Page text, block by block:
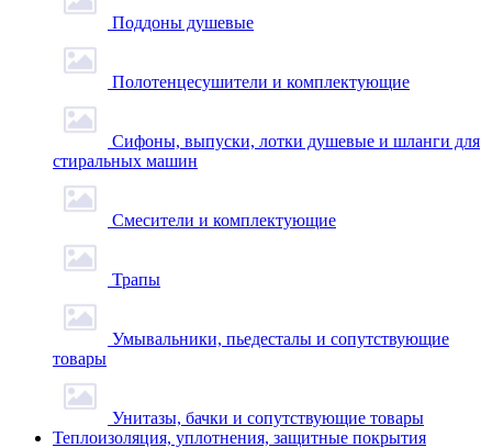
Поддоны душевые
Полотенцесушители и комплектующие
Сифоны, выпуски, лотки душевые и шланги для
стиральных машин
Смесители и комплектующие
Трапы
Умывальники, пьедесталы и сопутствующие
товары
Унитазы, бачки и сопутствующие товары
Теплоизоляция, уплотнения, защитные покрытия